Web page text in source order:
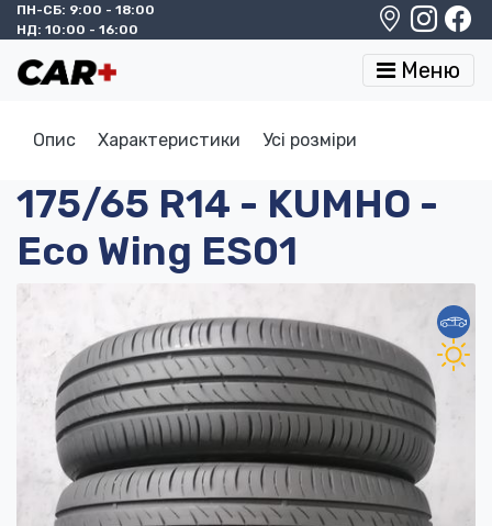
ПН-СБ: 9:00 - 18:00
НД: 10:00 - 16:00
Меню
Опис Характеристики Усі розміри
175/65 R14 - KUMHO -
Eco Wing ES01